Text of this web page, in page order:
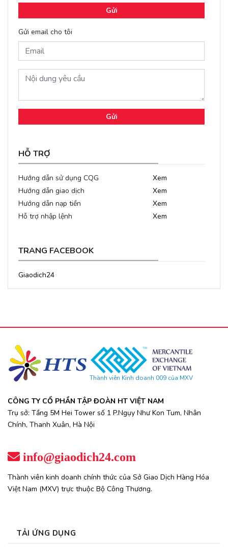
Gửi
Gửi email cho tôi
Gửi
HỖ TRỢ
Hướng dẫn sử dụng CQG
Xem
Hướng dẫn giao dịch
Xem
Hướng dẫn nạp tiền
Xem
Hỗ trợ nhập lệnh
Xem
TRANG FACEBOOK
Giaodich24
Thành viên Kinh doanh 009 của MXV
CÔNG TY CỔ PHẦN TẬP ĐOÀN HT VIỆT NAM
Trụ sở: Tầng 5M Hei Tower số 1 P.Ngụy Như Kon Tum, Nhân
Chính, Thanh Xuân, Hà Nội
info@giaodich24.com
Thành viên kinh doanh chính thức của Sở Giao Dịch Hàng Hóa
Việt Nam (MXV) trực thuộc Bộ Công Thương.
TẢI ỨNG DỤNG